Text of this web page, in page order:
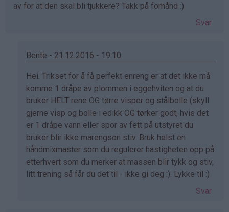
av for at den skal bli tjukkere? Takk på forhånd :)
Svar
Bente - 21.12.2016 - 19:10
Som
svar
på
av
Helena
(ikke
bekreftet)
Hei. Trikset for å få perfekt enreng er at det ikke må
komme 1 dråpe av plommen i eggehviten og at du
bruker HELT rene OG tørre visper og stålbolle (skyll
gjerne visp og bolle i edikk OG tørker godt, hvis det
er 1 dråpe vann eller spor av fett på utstyret du
bruker blir ikke marengsen stiv. Bruk helst en
håndmixmaster som du regulerer hastigheten opp på
etterhvert som du merker at massen blir tykk og stiv,
litt trening så får du det til - ikke gi deg :). Lykke til :)
Svar